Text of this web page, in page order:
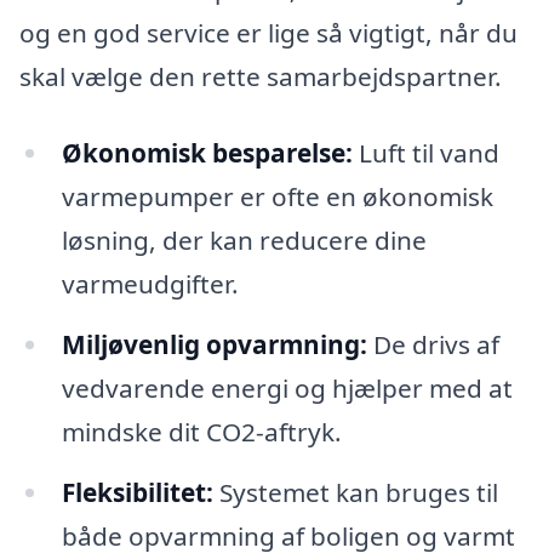
og en god service er lige så vigtigt, når du
skal vælge den rette samarbejdspartner.
Økonomisk besparelse: Luft til vand
varmepumper er ofte en økonomisk
løsning, der kan reducere dine
varmeudgifter.
Miljøvenlig opvarmning: De drivs af
vedvarende energi og hjælper med at
mindske dit CO2-aftryk.
Fleksibilitet: Systemet kan bruges til
både opvarmning af boligen og varmt